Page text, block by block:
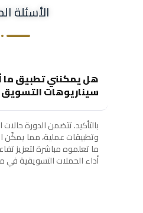
الأسئلة
هل يمكنني تطبيق ما
سيناريوهات التسويق
بالتأكيد. تتضمن الدورة
وتطبيقات عملية، مما
ما تعلموه مباشرة لتعزيز
أداء الحملات التسويقية